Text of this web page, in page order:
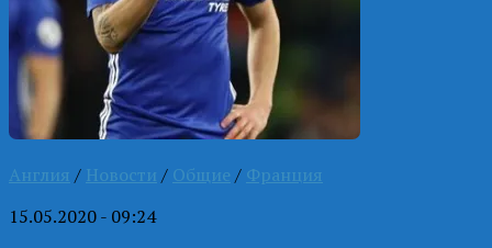
Англия / Новости / Общие / Франция
15.05.2020 - 09:24